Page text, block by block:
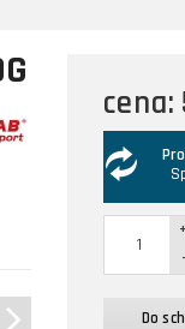
cena:
-
Do